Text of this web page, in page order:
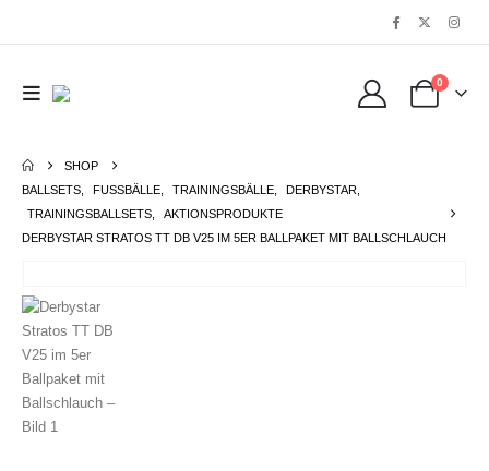
0
SHOP
BALLSETS
FUSSBÄLLE TRAININGSBÄLLE DERBYSTAR
TRAININGSBALLSETS
AKTIONSPRODUKTE
DERBYSTAR STRATOS TT DB V25 IM 5ER BALLPAKET MIT BALLSCHLAUCH